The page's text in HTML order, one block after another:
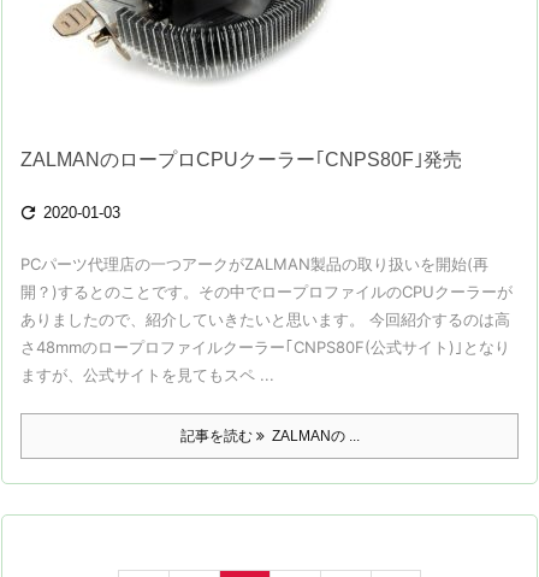
ZALMANのロープロCPUクーラー｢CNPS80F｣発売
 2020-01-03
PCパーツ代理店の一つアークがZALMAN製品の取り扱いを開始(再
開？)するとのことです。その中でロープロファイルのCPUクーラーが
ありましたので、紹介していきたいと思います。 今回紹介するのは高
さ48mmのロープロファイルクーラー｢CNPS80F(公式サイト)｣となり
ますが、公式サイトを見てもスペ ...
記事を読む ZALMANの ...